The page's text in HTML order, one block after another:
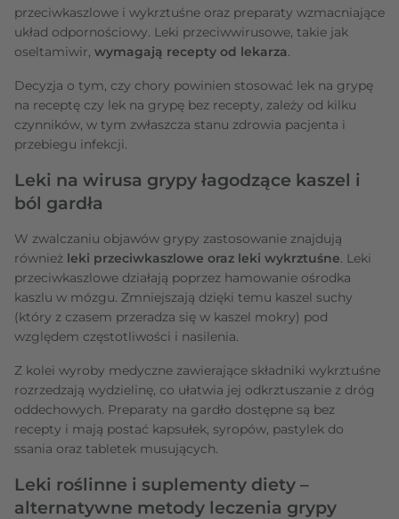
przeciwkaszlowe i wykrztuśne oraz preparaty wzmacniające
układ odpornościowy. Leki przeciwwirusowe, takie jak
oseltamiwir, wymagają recepty od lekarza.
Decyzja o tym, czy chory powinien stosować lek na grypę
na receptę czy lek na grypę bez recepty, zależy od kilku
czynników, w tym zwłaszcza stanu zdrowia pacjenta i
przebiegu infekcji.
Leki na wirusa grypy łagodzące kaszel i
ból gardła
W zwalczaniu objawów grypy zastosowanie znajdują
również leki przeciwkaszlowe oraz leki wykrztuśne. Leki
przeciwkaszlowe działają poprzez hamowanie ośrodka
kaszlu w mózgu. Zmniejszają dzięki temu kaszel suchy
(który z czasem przeradza się w kaszel mokry) pod
względem częstotliwości i nasilenia.
Z kolei wyroby medyczne zawierające składniki wykrztuśne
rozrzedzają wydzielinę, co ułatwia jej odkrztuszanie z dróg
oddechowych. Preparaty na gardło dostępne są bez
recepty i mają postać kapsułek, syropów, pastylek do
ssania oraz tabletek musujących.
Leki roślinne i suplementy diety –
alternatywne metody leczenia grypy